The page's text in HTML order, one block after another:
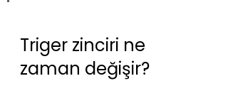
Triger zinciri ne
zaman değişir?